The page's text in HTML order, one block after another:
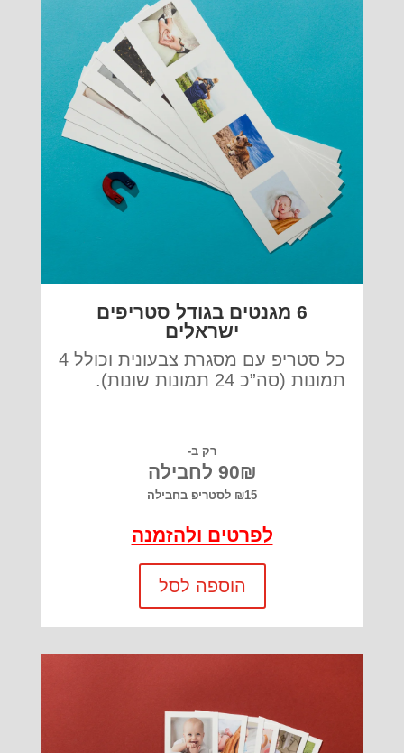
6 מגנטים בגודל סטריפים
ישראלים
כל סטריפ עם מסגרת צבעונית וכולל 4
תמונות (סה”כ 24 תמונות שונות).
רק ב-
90₪ לחבילה
₪15 לסטריפ בחבילה
לפרטים ולהזמנה
הוספה לסל